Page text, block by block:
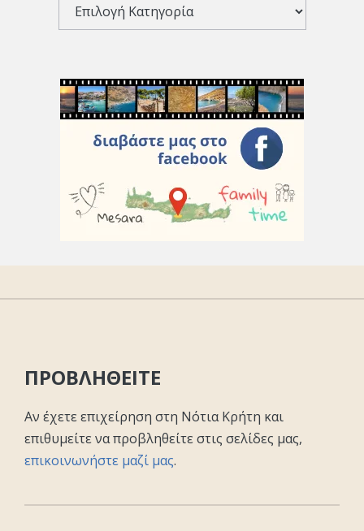
ΠΡΟΒΛΗΘΕΙΤΕ
Αν έχετε επιχείρηση στη Νότια Κρήτη και
επιθυμείτε να προβληθείτε στις σελίδες μας,
επικοινωνήστε μαζί μας.